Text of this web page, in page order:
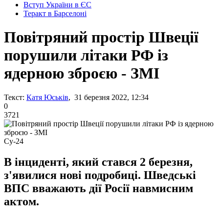
Вступ України в ЄС
Теракт в Барселоні
Повітряний простір Швеції
порушили літаки РФ із
ядерною зброєю - ЗМІ
Текст: Катя Юськів, 31 березня 2022, 12:34
0
3721
Су-24
В інциденті, який стався 2 березня,
з'явилися нові подробиці. Шведські
ВПС вважають дії Росії навмисним
актом.